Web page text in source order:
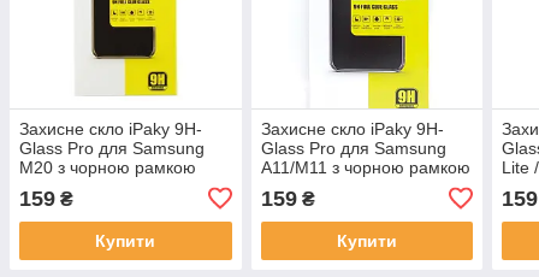
Захисне скло iPaky 9H-
Glass Pro для Samsung
M20 з чорною рамкою
159 ₴
Купити
Захисне скло iPaky 9H-
Glass Pro для Samsung
A11/M11 з чорною рамкою
159₴
Купити
Lite
159